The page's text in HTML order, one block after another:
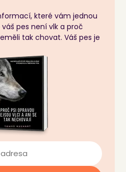
které vám jednou
pes není vlk a proč
tak chovat. Váš pes je